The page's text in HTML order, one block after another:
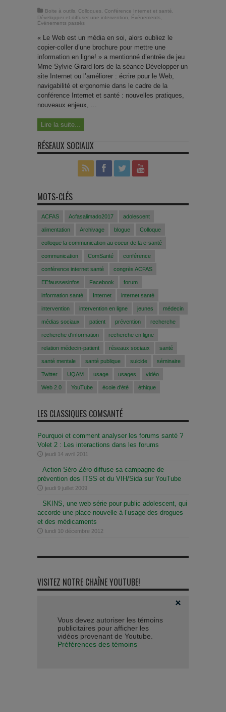
Boite à outils Colloques Conférence Internet et santé
Développer et diffuser une intervention
Événements
Évènements passés
« Le Web est un média en soi, alors oubliez le
copier-coller d’une brochure pour mettre une
information en ligne! » a mentionné d’entrée de jeu
Mme Sylvie Girard lors de la séance Développer un
site Internet ou l’améliorer : écrire pour le Web,
navigabilité et ergonomie dans le cadre de la
conférence Internet et santé : nouvelles pratiques,
nouveaux enjeux, ...
Lire la suite...
RÉSEAUX SOCIAUX
MOTS-CLÉS
ACFAS Acfasalimado2017 adolescent
alimentation Archivage blogue Colloque
colloque la communication au coeur de la e-santé
communication ComSanté conférence
conférence internet santé congrès ACFAS
EEfaussesinfos Facebook forum
information santé Internet internet santé
intervention intervention en ligne jeunes médecin
médias sociaux patient prévention recherche
recherche d'information recherche en ligne
relation médecin-patient réseaux sociaux santé
santé mentale santé publique suicide séminaire
Twitter UQAM usage usages vidéo
Web 2.0 YouTube école d'été éthique
LES CLASSIQUES COMSANTÉ
Pourquoi et comment analyser les forums santé ?
Volet 2 : Les interactions dans les forums
jeudi 14 avril 2011
Action Séro Zéro diffuse sa campagne de
prévention des ITSS et du VIH/Sida sur YouTube
jeudi 9 juillet 2009
SKINS, une web série pour public adolescent, qui
accorde une place nouvelle à l’usage des drogues
et des médicaments
lundi 10 décembre 2012
VISITEZ NOTRE CHAÎNE YOUTUBE!
Vous devez autoriser les témoins
publicitaires pour afficher les
vidéos provenant de Youtube.
Préférences des témoins